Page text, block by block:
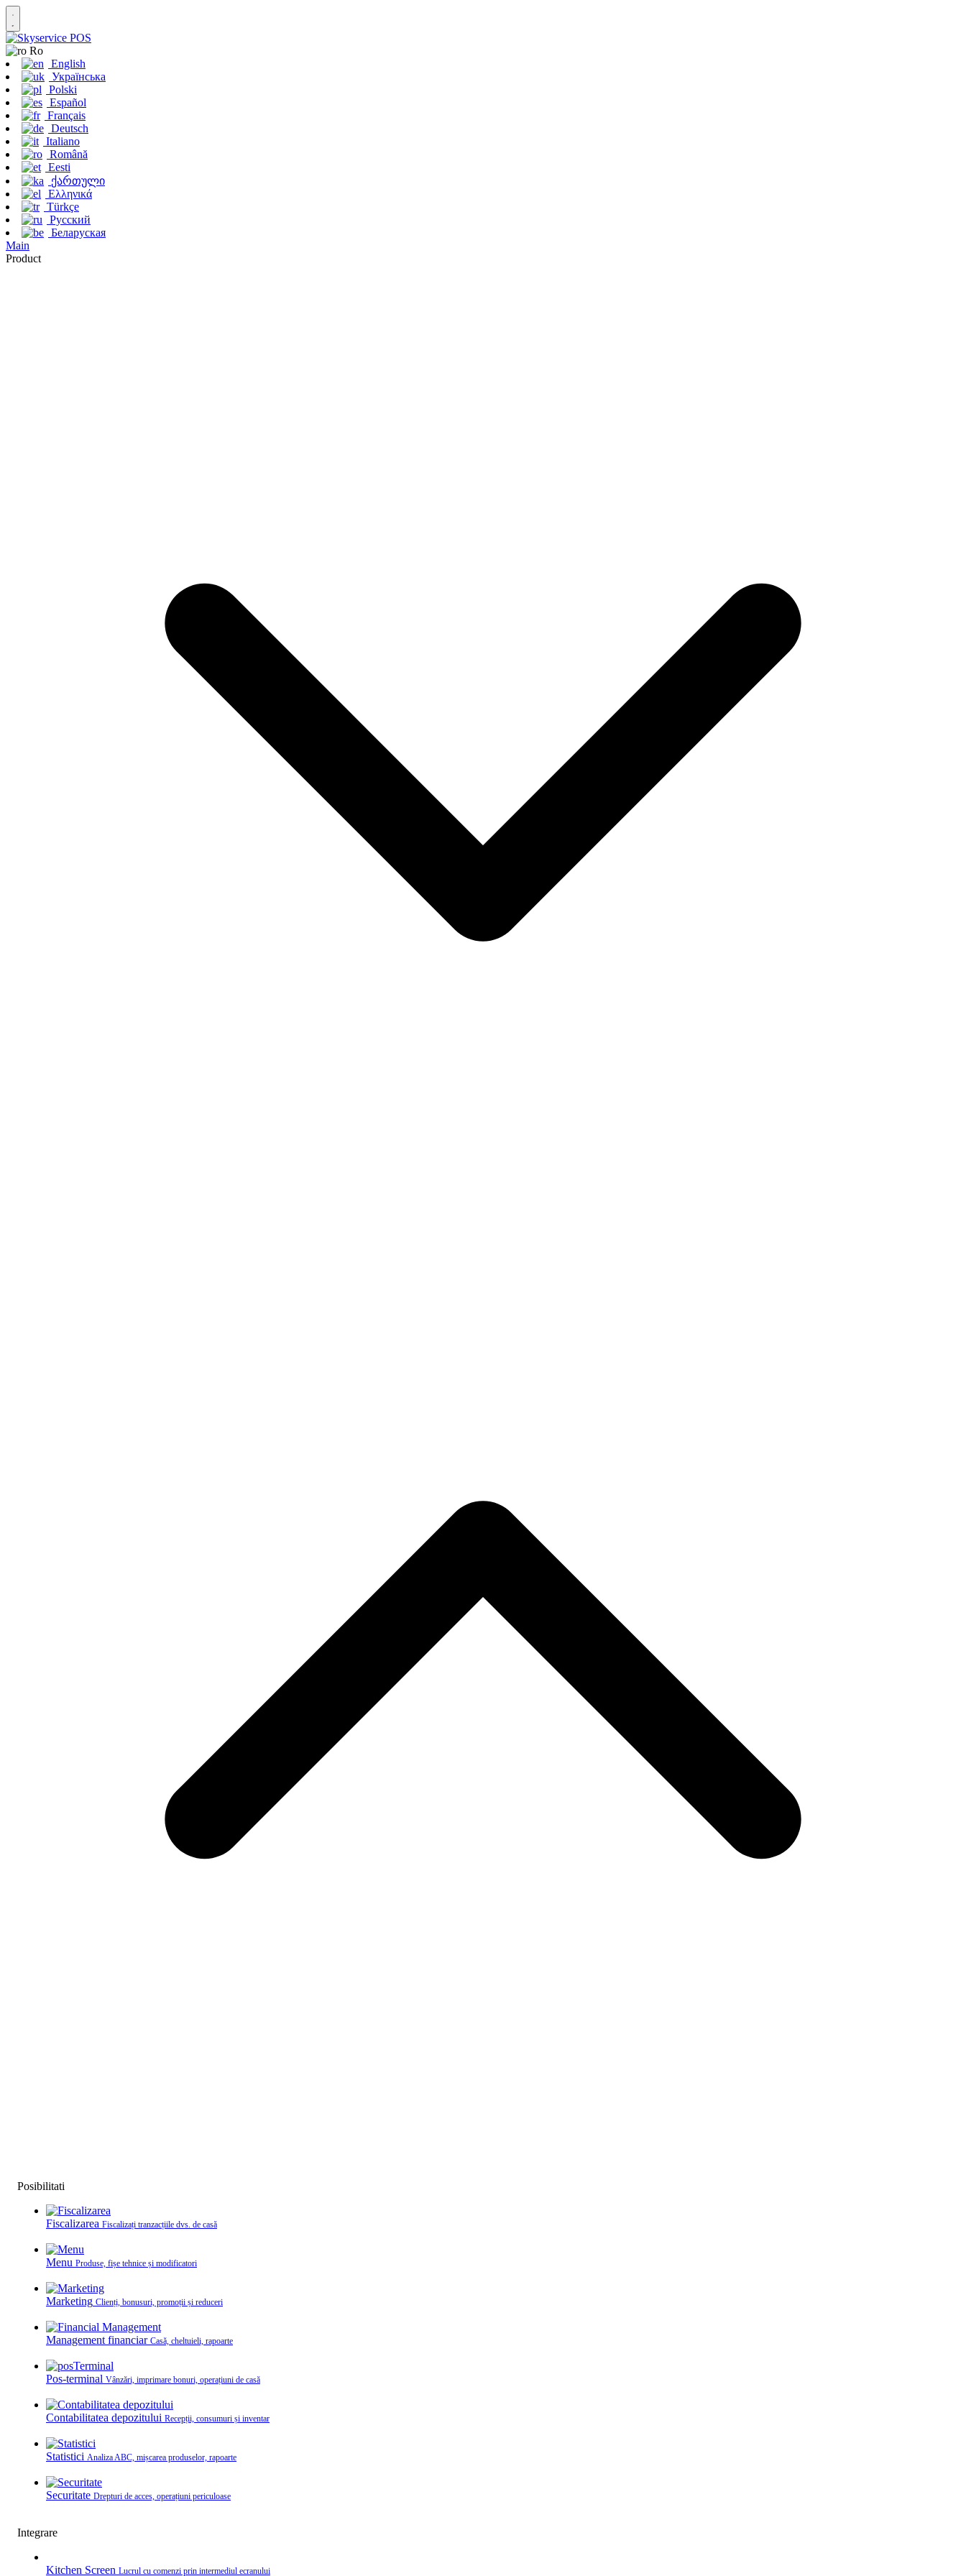
Ro
English
Українська
Polski
Español
Français
Deutsch
Italiano
Română
Eesti
ქართული
Ελληνικά
Türkçe
Русский
Беларуская
Main
Product
Posibilitati
Fiscalizarea Fiscalizați tranzacțiile dvs. de casă
Menu Produse, fișe tehnice și modificatori
Marketing Clienți, bonusuri, promoții și reduceri
Management financiar Casă, cheltuieli, rapoarte
Pos-terminal Vânzări, imprimare bonuri, operațiuni de casă
Contabilitatea depozitului Recepții, consumuri și inventar
Statistici Analiza ABC, mișcarea produselor, rapoarte
Securitate Drepturi de acces, operațiuni periculoase
Integrare
Kitchen Screen Lucrul cu comenzi prin intermediul ecranului